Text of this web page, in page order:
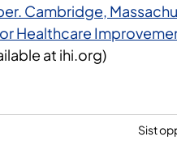
Cambridge,
Healthcare
at ihi.org)
Sist